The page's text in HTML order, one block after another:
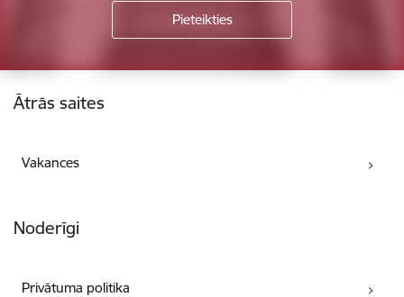
Kājene
Ātrās saites
Vakances
Noderīgi
Privātuma politika